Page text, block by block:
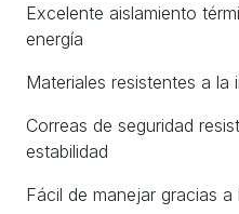
Excelente aislamiento
energía
Materiales resistentes a la
Correas de seguridad
estabilidad
Fácil de manejar gracias a